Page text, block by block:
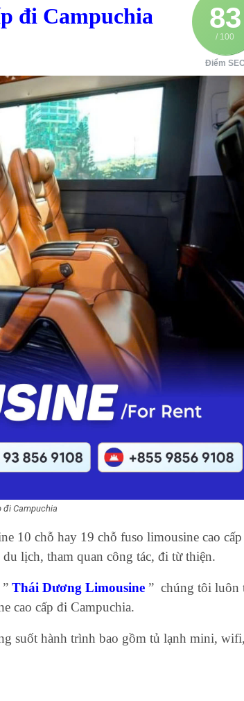
83
/ 100
Điểm
đi Campuchia
đi Campuchia
10 chỗ hay 19 chỗ fuso limousine cao
lịch, tham quan công tác, đi từ thiện.
” Thái Dương Limousine ” chúng tôi luôn
cao cấp đi Campuchia.
suốt hành trình bao gồm tủ lạnh mini,